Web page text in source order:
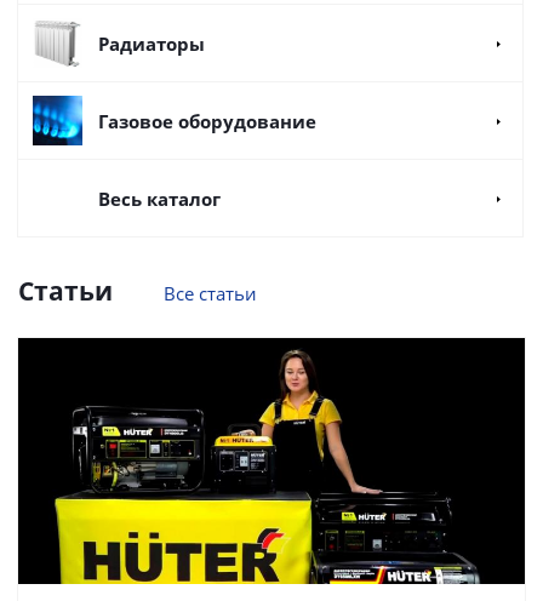
Радиаторы
Газовое оборудование
Весь каталог
Статьи Все статьи